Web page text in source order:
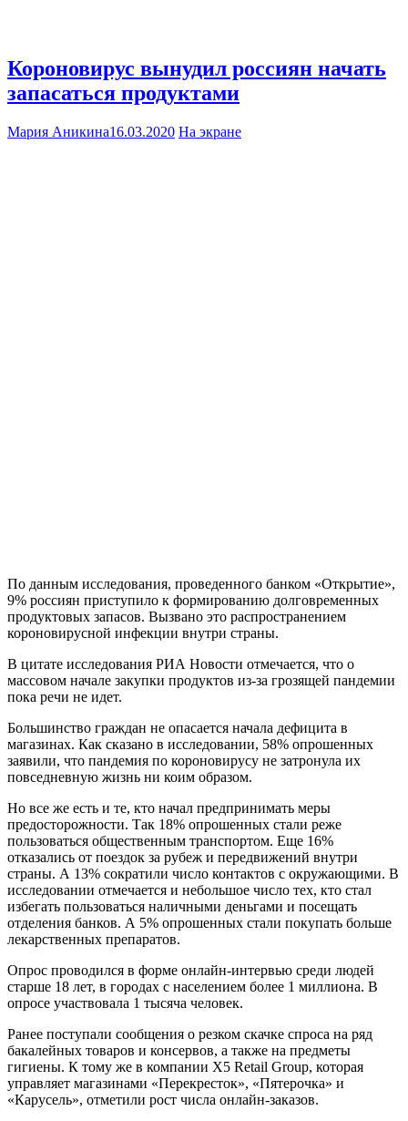
Короновирус вынудил россиян начать
запасаться продуктами
Мария Аникина16.03.2020 На экране
По данным исследования, проведенного банком «Открытие»,
9% россиян приступило к формированию долговременных
продуктовых запасов. Вызвано это распространением
короновирусной инфекции внутри страны.
В цитате исследования РИА Новости отмечается, что о
массовом начале закупки продуктов из-за грозящей пандемии
пока речи не идет.
Большинство граждан не опасается начала дефицита в
магазинах. Как сказано в исследовании, 58% опрошенных
заявили, что пандемия по короновирусу не затронула их
повседневную жизнь ни коим образом.
Но все же есть и те, кто начал предпринимать меры
предосторожности. Так 18% опрошенных стали реже
пользоваться общественным транспортом. Еще 16%
отказались от поездок за рубеж и передвижений внутри
страны. А 13% сократили число контактов с окружающими. В
исследовании отмечается и небольшое число тех, кто стал
избегать пользоваться наличными деньгами и посещать
отделения банков. А 5% опрошенных стали покупать больше
лекарственных препаратов.
Опрос проводился в форме онлайн-интервью среди людей
старше 18 лет, в городах с населением более 1 миллиона. В
опросе участвовала 1 тысяча человек.
Ранее поступали сообщения о резком скачке спроса на ряд
бакалейных товаров и консервов, а также на предметы
гигиены. К тому же в компании X5 Retail Group, которая
управляет магазинами «Перекресток», «Пятерочка» и
«Карусель», отметили рост числа онлайн-заказов.